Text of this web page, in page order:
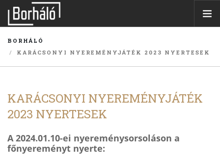
ÜZLETEK
WEBSHOP
AJÁNLATAINK
BORHÁLÓ KÁRTYA
BLOG
ÜZLETET NYITNÉK
BORHÁLÓ
KARÁCSONYI NYEREMÉNYJÁTÉK 2023 NYERTESEK
KARÁCSONYI NYEREMÉNYJÁTÉK
2023 NYERTESEK
A 2024.01.10-ei nyereménysorsoláson a
főnyereményt nyerte: